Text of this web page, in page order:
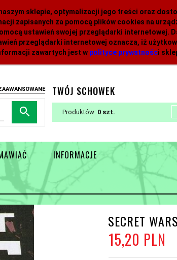
sklepie, optymalizacji jego treści oraz
zapisanych za pomocą plików cookies na
ustawień swojej przeglądarki internetowej.
przeglądarki internetowej oznacza, iż
zawartych jest w polityce prywatności
TWÓJ SCHOWEK
Produktów: 0
INFORMACJE
SECRET
15,20 PLN